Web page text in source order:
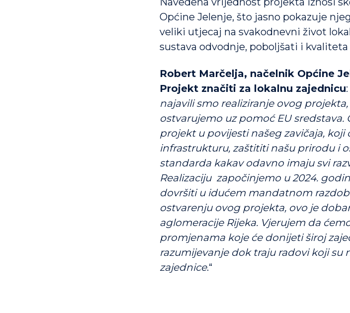
Općine Jelenje, što jasno pokazuje
veliki utjecaj na svakodnevni život
sustava odvodnje, poboljšati i
Robert Marčelja, načelnik Općine
Projekt značiti za lokalnu zajednicu:
najavili smo realiziranje ovog
ostvarujemo uz pomoć EU
projekt u povijesti našeg zavičaja,
infrastrukturu, zaštititi našu prirodu i
standarda kakav odavno imaju svi
Realizaciju započinjemo u 2024.
dovršiti u idućem mandatnom
ostvarenju ovog projekta, ovo je
aglomeracije Rijeka. Vjerujem da
promjenama koje će donijeti široj
razumijevanje dok traju radovi koji su
zajednice.“